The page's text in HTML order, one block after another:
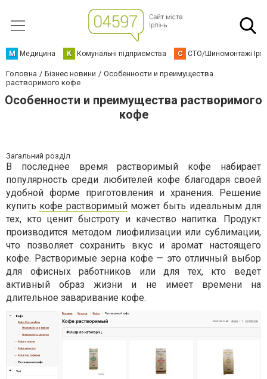
М Медицина К Комунальні підприємства С СТО/Шиномонтажі
Головна Бізнес новини
Особенности и преимущества
растворимого кофе
Особенности и преимущества растворимого
кофе
Загальний розділ
В последнее время растворимый кофе набирает
популярность среди любителей кофе благодаря своей
удобной форме приготовления и хранения. Решение
купить кофе растворимыйможет быть идеальным для
тех, кто ценит быстроту и качество напитка. Продукт
производится методом лиофилизации или сублимации,
что позволяет сохранить вкус и аромат настоящего
кофе. Растворимые зерна кофе — это отличный выбор
для офисных работников или для тех, кто ведет
активный образ жизни и не имеет времени на
длительное заваривание кофе.